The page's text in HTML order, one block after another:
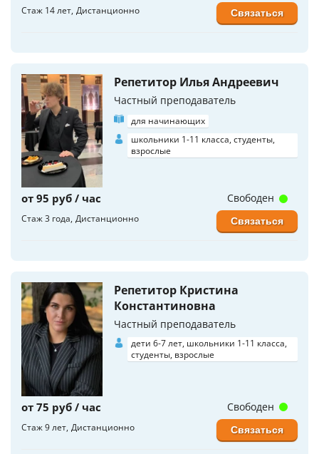
Стаж 14 лет Дистанционно Связаться
Репетитор Илья Андреевич
Частный преподаватель
для начинающих
школьники 1-11 класса, студенты,
взрослые
от 95 руб / час
Стаж 3 года Дистанционно
Свободен
Связаться
Репетитор Кристина
Константиновна
Частный преподаватель
дети 6-7 лет, школьники 1-11 класса,
студенты, взрослые
от 75 руб / час
Стаж 9 лет Дистанционно
Свободен
Связаться